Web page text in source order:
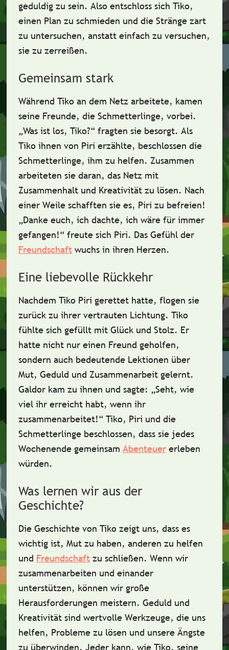
geduldig zu sein. Also entschloss sich Tiko,
einen Plan zu schmieden und die Stränge zart
zu untersuchen, anstatt einfach zu versuchen,
sie zu zerreißen.
Gemeinsam stark
Während Tiko an dem Netz arbeitete, kamen
seine Freunde, die Schmetterlinge, vorbei.
„Was ist los, Tiko?“ fragten sie besorgt. Als
Tiko ihnen von Piri erzählte, beschlossen die
Schmetterlinge, ihm zu helfen. Zusammen
arbeiteten sie daran, das Netz mit
Zusammenhaltund Kreativität zu lösen. Nach
einer Weile schafften sie es, Piri zu befreien!
„Danke euch, ich dachte, ich wäre für immer
gefangen!“ freute sich Piri. Das Gefühl der
Freundschaftwuchs in ihren Herzen.
Eine liebevolle Rückkehr
Nachdem Tiko Piri gerettet hatte, flogen sie
zurück zu ihrer vertrauten Lichtung. Tiko
fühlte sich gefüllt mit Glückund Stolz. Er
hatte nicht nur einen Freund geholfen,
sondern auch bedeutende Lektionen über
Mut, Geduld und Zusammenarbeitgelernt.
Galdor kam zu ihnen und sagte: „Seht, wie
viel ihr erreicht habt, wenn ihr
zusammenarbeitet!“ Tiko, Piri und die
Schmetterlinge beschlossen, dass sie jedes
Wochenende gemeinsam Abenteuererleben
würden.
Was lernen wir aus der
Geschichte?
Die Geschichte von Tiko zeigt uns, dass es
wichtig ist, Mutzu haben, anderen zu helfen
und Freundschaftzu schließen. Wenn wir
zusammenarbeiten und einander
unterstützen, können wir große
Herausforderungen meistern. Geduld und
Kreativität sind wertvolle Werkzeuge, die uns
helfen, Probleme zu lösen und unsere Ängste
zu überwinden. Jeder kann, wie Tiko, seine